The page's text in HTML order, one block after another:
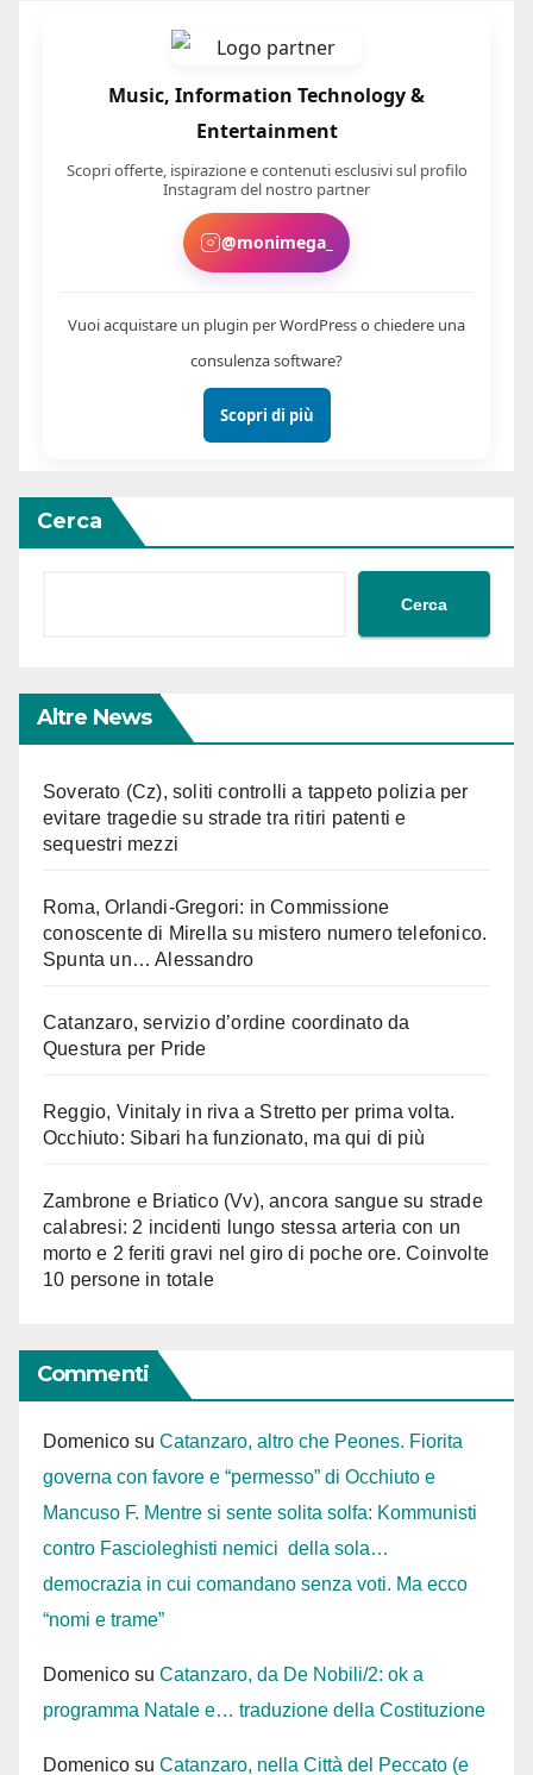
Cerca
Cerca
Altre News
Soverato (Cz), soliti controlli a tappeto polizia per
evitare tragedie su strade tra ritiri patenti e
sequestri mezzi
Roma, Orlandi-Gregori: in Commissione
conoscente di Mirella su mistero numero telefonico.
Spunta un… Alessandro
Catanzaro, servizio d’ordine coordinato da
Questura per Pride
Reggio, Vinitaly in riva a Stretto per prima volta.
Occhiuto: Sibari ha funzionato, ma qui di più
Zambrone e Briatico (Vv), ancora sangue su strade
calabresi: 2 incidenti lungo stessa arteria con un
morto e 2 feriti gravi nel giro di poche ore. Coinvolte
10 persone in totale
Commenti
Domenico su Catanzaro, altro che Peones. Fiorita
governa con favore e “permesso” di Occhiuto e
Mancuso F. Mentre si sente solita solfa: Kommunisti
contro Fascioleghisti nemici della sola…
democrazia in cui comandano senza voti. Ma ecco
“nomi e trame”
Domenico su Catanzaro, da De Nobili/2: ok a
programma Natale e… traduzione della Costituzione
Domenico su Catanzaro, nella Città del Peccato (e
Music, Information Technology &
Entertainment
Scopri offerte, ispirazione e contenuti esclusivi sul profilo
Instagram del nostro partner
@monimega_
Vuoi acquistare un plugin per WordPress o chiedere una
consulenza software?
Scopri di più